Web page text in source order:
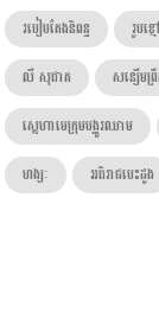
របៀបតែងនិពន្ធ
រូបខ្
លី សុផាត
សន្សើមព្
ស្នេហាមេក្រុមបង្ហូរឈាម
ហង្សៈ​
អធិរាជបេះដូង